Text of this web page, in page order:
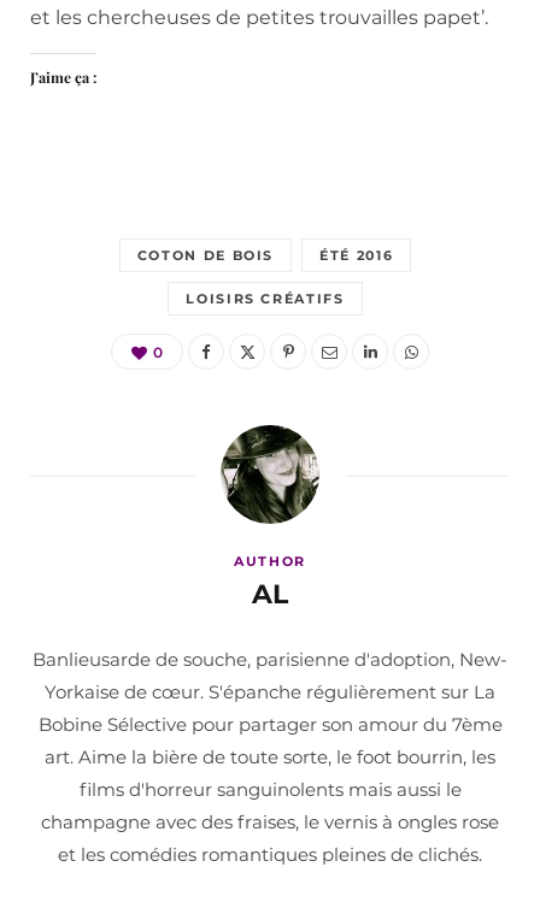
et les chercheuses de petites trouvailles papet’.
J’aime ça :
COTON DE BOIS ÉTÉ 2016
LOISIRS CRÉATIFS
0
AUTHOR
AL
Banlieusarde de souche, parisienne d'adoption, New-
Yorkaise de cœur. S'épanche régulièrement sur La
Bobine Sélective pour partager son amour du 7ème
art. Aime la bière de toute sorte, le foot bourrin, les
films d'horreur sanguinolents mais aussi le
champagne avec des fraises, le vernis à ongles rose
et les comédies romantiques pleines de clichés.